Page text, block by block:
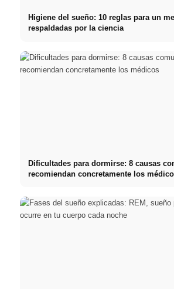
Higiene del sueño: 10 reglas para un
respaldadas por la ciencia
Dificultades para dormirse: 8 causas
recomiendan concretamente los